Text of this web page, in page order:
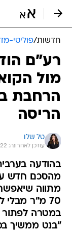
חדשות/פוליטי-
רע"ם
מול
הרחבת
הריסה
טל שלו
עודכן לאחרונה: 15.5.2022 / 20:18
בהודעה
מהסכם חדש
מתווה
70 מ"ר מבלי
במטרה לפתור
"בנט ממשיך